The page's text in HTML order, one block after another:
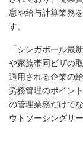
怠や給与計算業務
す。
「シンガポール最
や家族帯同ビザの
適用される企業の
労務管理のポイン
の管理業務だけで
ウトソーシングサ